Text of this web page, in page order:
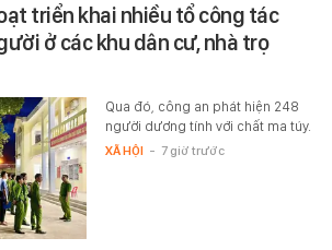
triển khai nhiều tổ công tác
ở các khu dân cư, nhà trọ
Qua đó, công an phát hiện 248
người dương tính với chất ma túy.
XÃ HỘI - 7 giờ trước